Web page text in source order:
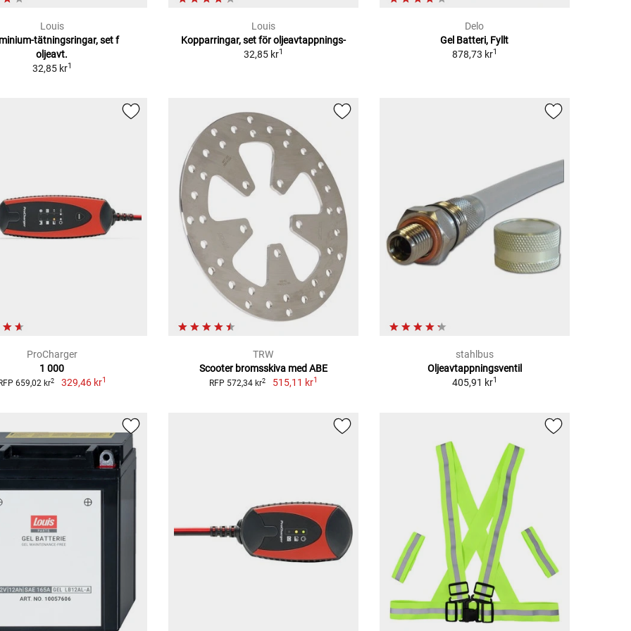
Louis
tätningsringar, set f
oljeavt.
32,85 kr1
Louis
Kopparringar, set för oljeavtappnings-
32,85 kr1
Delo
Gel Batteri, Fyllt
878,73 kr1
ProCharger
1 000
659,02 kr2 329,46 kr1
TRW
Scooter bromsskiva med ABE
RFP 572,34 kr2 515,11 kr1
stahlbus
Oljeavtappningsventil
405,91 kr1